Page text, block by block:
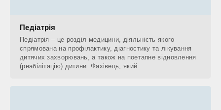
Педіатрія
Педіатрія – це розділ медицини, діяльність якого
спрямована на профілактику, діагностику та лікування
дитячих захворювань, а також на поетапне відновлення
(реабілітацію) дитини. Фахівець, який